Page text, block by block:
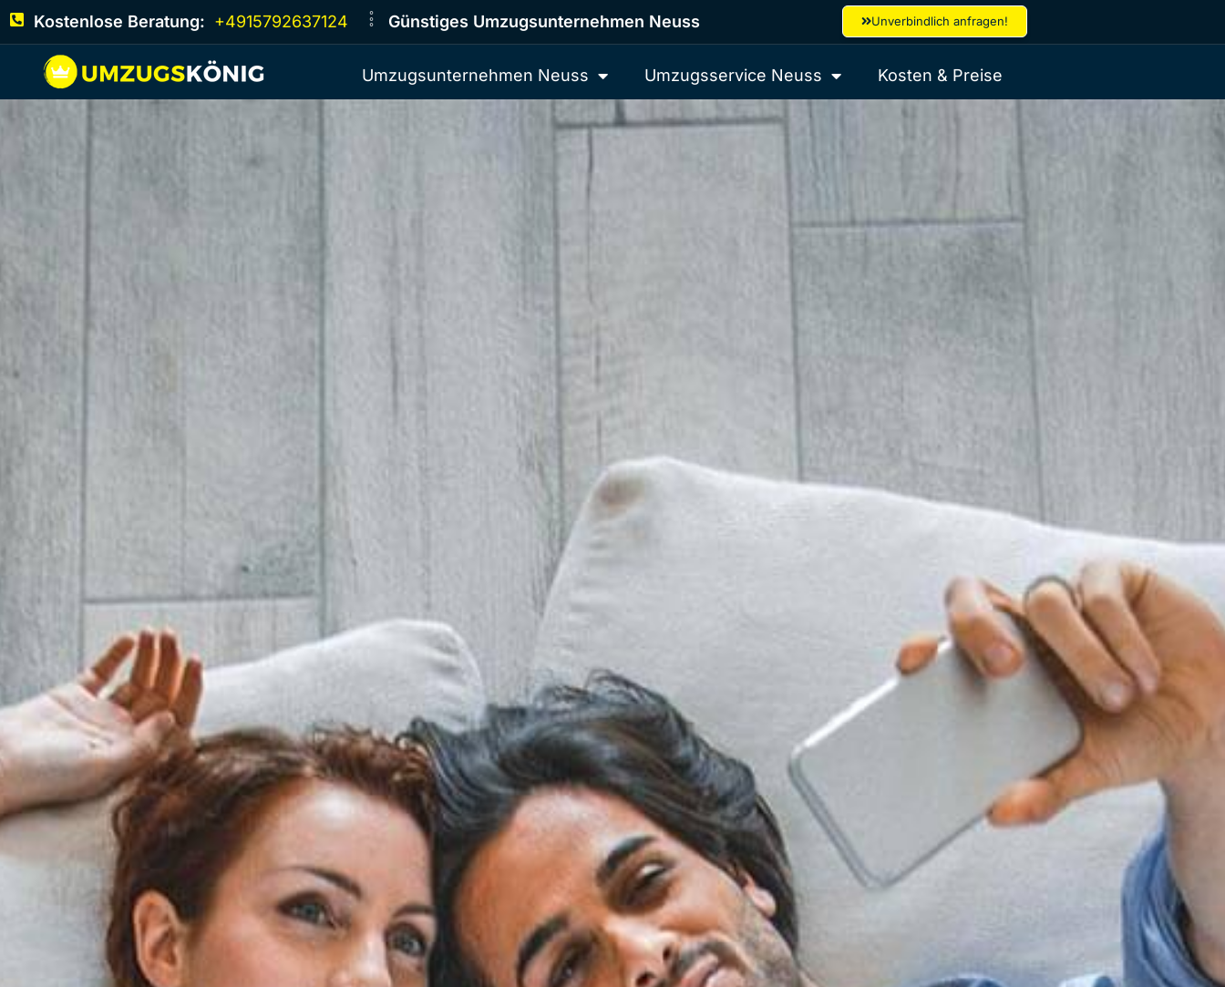
Kostenlose Beratung: +4915792637124 Günstiges Umzugsunternehmen Neuss Unverbindlich anfragen!
Umzugsunternehmen Neuss Umzugsservice Neuss Kosten & Preise